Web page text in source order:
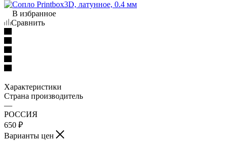
В избранное
Сравнить
Характеристики
Страна производитель
—
РОССИЯ
650 ₽
Варианты цен